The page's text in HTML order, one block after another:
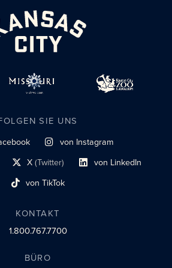
SIE UNS
ProfilLink zum sozialen Profil
von Instagram
X(Twitter)
Social-Profil-Link Link zum sozialen Profil
von LinkedIn
Link zum sozialen Profil
von TikTok
KONTAKT
1.800.767.7700
BÜRO